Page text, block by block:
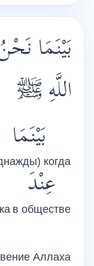
بَيْنَمَا
اللَّهِﷺ
بَيْنَمَا
когда
عِنْدَ
в обществе
Аллаха